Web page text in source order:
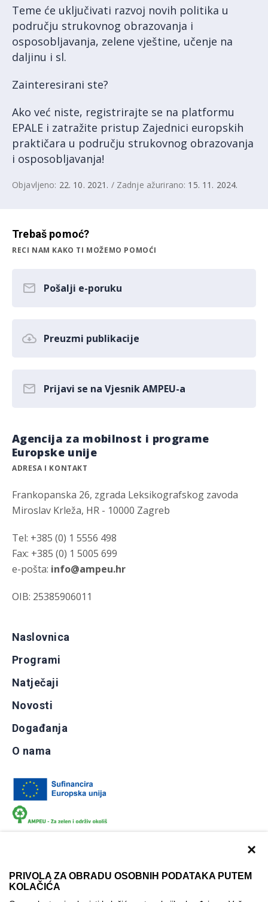
×
PRIVOLA ZA OBRADU OSOBNIH PODATAKA PUTEM
KOLAČIĆA
Teme će uključivati razvoj novih politika u
području strukovnog obrazovanja i
osposobljavanja, zelene vještine, učenje na
daljinu i sl.
Zainteresirani ste?
Ako već niste, registrirajte se na platformu
EPALE i zatražite pristup Zajednici europskih
praktičara u području strukovnog obrazovanja
i osposobljavanja!
Objavljeno: 22. 10. 2021. / Zadnje ažurirano: 15. 11. 2024.
Trebaš pomoć?
RECI NAM KAKO TI MOŽEMO POMOĆI
Pošalji e-poruku
Preuzmi publikacije
Prijavi se na Vjesnik AMPEU-a
Agencija za mobilnost i programe
Europske unije
ADRESA I KONTAKT
Frankopanska 26, zgrada Leksikografskog zavoda
Miroslav Krleža, HR - 10000 Zagreb
Tel: +385 (0) 1 5556 498
Fax: +385 (0) 1 5005 699
e-pošta: info@ampeu.hr
OIB: 25385906011
Naslovnica
Programi
Natječaji
Novosti
Događanja
O nama